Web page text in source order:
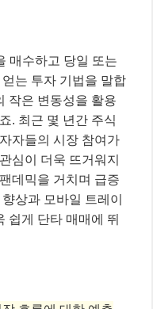
매수하고 당일 또는
는 투자 기법을 말합
작은 변동성을 활용
. 최근 몇 년간 주식
자들의 시장 참여가
심이 더욱 뜨거워지
데믹을 거치며 급증
상과 모바일 트레이
쉽게 단타 매매에 뛰